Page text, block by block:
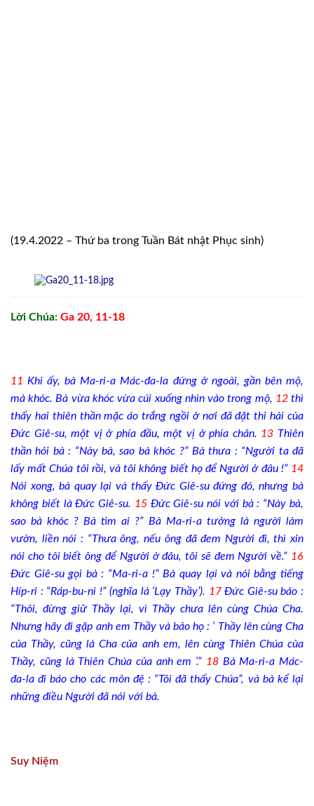
(19.4.2022 – Thứ ba trong Tuần Bát nhật Phục sinh)
Lời Chúa: Ga 20, 11-18
11 Khi ấy, bà Ma-ri-a Mác-đa-la đứng ở ngoài, gần bên mộ,
mà khóc. Bà vừa khóc vừa cúi xuống nhìn vào trong mộ, 12thì
thấy hai thiên thần mặc áo trắng ngồi ở nơi đã đặt thi hài của
Đức Giê-su, một vị ở phía đầu, một vị ở phía chân. 13 Thiên
thần hỏi bà : “Này bà, sao bà khóc ?” Bà thưa : “Người ta đã
lấy mất Chúa tôi rồi, và tôi không biết họ để Người ở đâu !” 14
Nói xong, bà quay lại và thấy Đức Giê-su đứng đó, nhưng bà
không biết là Đức Giê-su. 15Đức Giê-su nói với bà : “Này bà,
sao bà khóc ? Bà tìm ai ?” Bà Ma-ri-a tưởng là người làm
vườn, liền nói : “Thưa ông, nếu ông đã đem Người đi, thì xin
nói cho tôi biết ông để Người ở đâu, tôi sẽ đem Người về.” 16
Đức Giê-su gọi bà : “Ma-ri-a !” Bà quay lại và nói bằng tiếng
Híp-ri : “Ráp-bu-ni !” (nghĩa là ‘Lạy Thầy’). 17Đức Giê-su bảo :
“Thôi, đừng giữ Thầy lại, vì Thầy chưa lên cùng Chúa Cha.
Nhưng hãy đi gặp anh em Thầy và bảo họ : ‘ Thầy lên cùng Cha
của Thầy, cũng là Cha của anh em, lên cùng Thiên Chúa của
Thầy, cũng là Thiên Chúa của anh em ‘.” 18Bà Ma-ri-a Mác-
đa-la đi báo cho các môn đệ : “Tôi đã thấy Chúa”, và bà kể lại
những điều Người đã nói với bà.
Suy Niệm